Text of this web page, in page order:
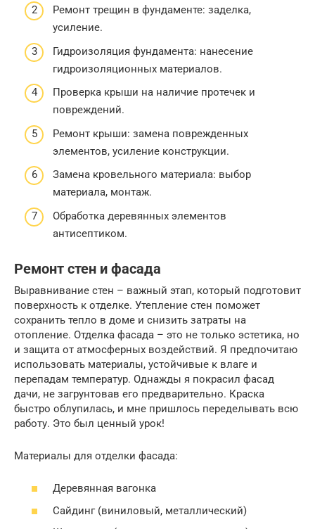
Ремонт трещин в фундаменте: заделка,
усиление.
Гидроизоляция фундамента: нанесение
гидроизоляционных материалов.
Проверка крыши на наличие протечек и
повреждений.
Ремонт крыши: замена поврежденных
элементов, усиление конструкции.
Замена кровельного материала: выбор
материала, монтаж.
Обработка деревянных элементов
антисептиком.
Ремонт стен и фасада
Выравнивание стен – важный этап, который подготовит
поверхность к отделке. Утепление стен поможет
сохранить тепло в доме и снизить затраты на
отопление. Отделка фасада – это не только эстетика, но
и защита от атмосферных воздействий. Я предпочитаю
использовать материалы, устойчивые к влаге и
перепадам температур. Однажды я покрасил фасад
дачи, не загрунтовав его предварительно. Краска
быстро облупилась, и мне пришлось переделывать всю
работу. Это был ценный урок!
Материалы для отделки фасада:
Деревянная вагонка
Сайдинг (виниловый, металлический)